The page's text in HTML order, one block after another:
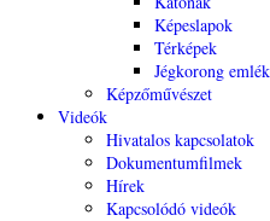
Képeslapok
Térképek
Jégkorong
Képzőművészet
Videók
Hivatalos kapcsolatok
Dokumentumfilmek
Hírek
Kapcsolódó videók